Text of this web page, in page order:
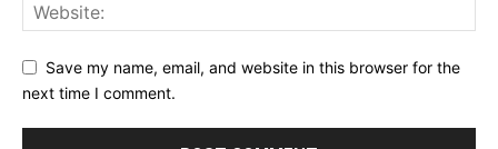
Save my name, email, and website in this browser for the
next time I comment.